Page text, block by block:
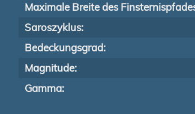
Maximale Breite des
Saroszyklus:
Bedeckungsgrad:
Magnitude:
Gamma: